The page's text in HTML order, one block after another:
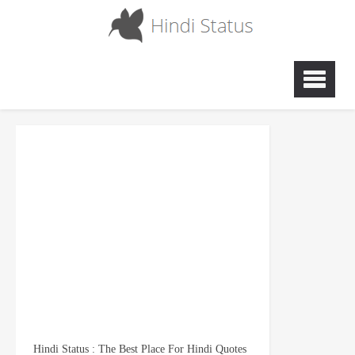
Hindi Status : The Best Place For Hindi Quotes